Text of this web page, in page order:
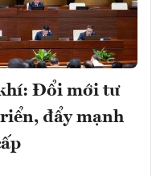
Đổi mới tư
đẩy mạnh